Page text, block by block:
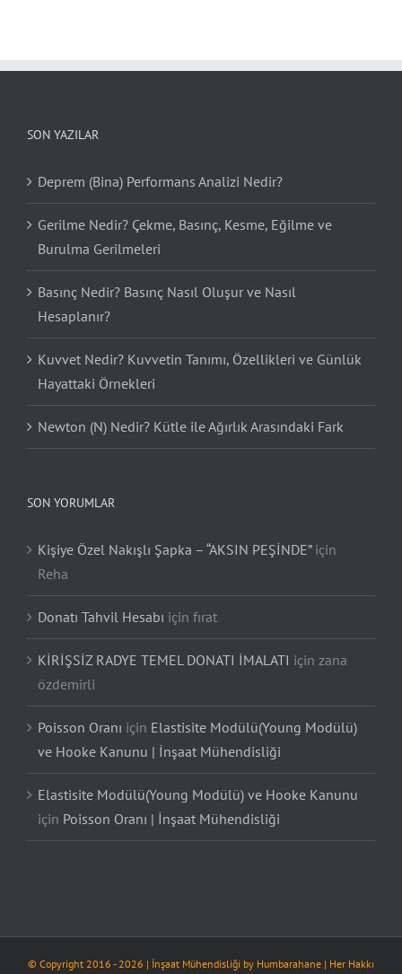
SON YAZILAR
Deprem (Bina) Performans Analizi Nedir?
Gerilme Nedir? Çekme, Basınç, Kesme, Eğilme ve
Burulma Gerilmeleri
Basınç Nedir? Basınç Nasıl Oluşur ve Nasıl
Hesaplanır?
Kuvvet Nedir? Kuvvetin Tanımı, Özellikleri ve Günlük
Hayattaki Örnekleri
Newton (N) Nedir? Kütle ile Ağırlık Arasındaki Fark
SON YORUMLAR
Kişiye Özel Nakışlı Şapka – “AKSIN PEŞİNDE”için
Reha
Donatı Tahvil Hesabı için fırat
KİRİŞSİZ RADYE TEMEL DONATI İMALATI için zana
özdemirli
Poisson Oranı için Elastisite Modülü(Young Modülü)
ve Hooke Kanunu | İnşaat Mühendisliği
Elastisite Modülü(Young Modülü) ve Hooke Kanunu
için Poisson Oranı | İnşaat Mühendisliği
© Copyright 2016 - 2026 | İnşaat Mühendisliği by Humbarahane | Her Hakkı